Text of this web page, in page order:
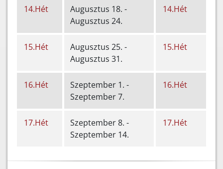
14.Hét
Augusztus 18. -
Augusztus 24.
14.Hét
15.Hét
Augusztus 25. -
Augusztus 31.
15.Hét
16.Hét
Szeptember 1. -
Szeptember 7.
16.Hét
17.Hét
Szeptember 8. -
Szeptember 14.
17.Hét